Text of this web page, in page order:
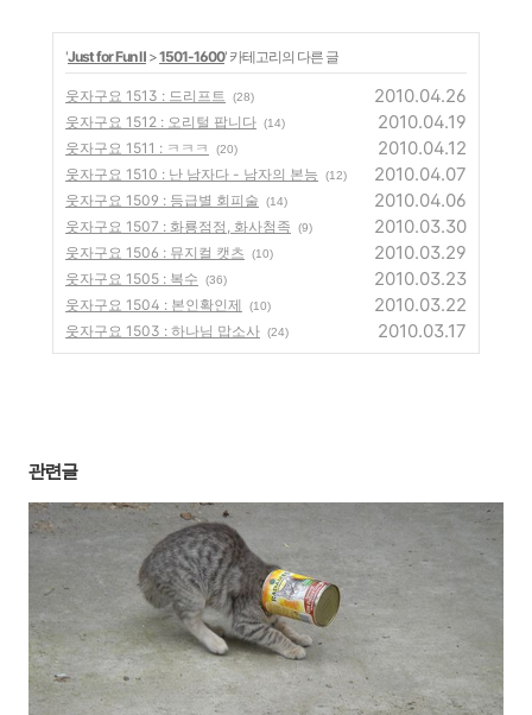
'Just for Fun Ⅱ >1501-1600' 카테고리의 다른 글
웃자구요 1513 : 드리프트 (28) 2010.04.26
웃자구요 1512 : 오리털 팝니다 (14) 2010.04.19
웃자구요 1511 : ㅋㅋㅋ (20) 2010.04.12
웃자구요 1510 : 난 남자다 - 남자의 본능 (12) 2010.04.07
웃자구요 1509 : 등급별 회피술 (14) 2010.04.06
웃자구요 1507 : 화룡점정, 화사첨족 (9) 2010.03.30
웃자구요 1506 : 뮤지컬 캣츠 (10) 2010.03.29
웃자구요 1505 : 복수 (36) 2010.03.23
웃자구요 1504 : 본인확인제 (10) 2010.03.22
웃자구요 1503 : 하나님 맙소사 (24) 2010.03.17
관련글